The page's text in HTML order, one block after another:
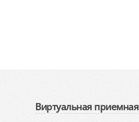
Виртуальная приемная